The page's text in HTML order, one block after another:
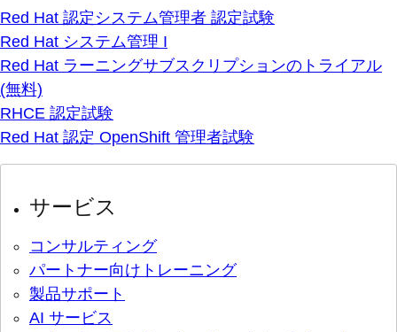
Red Hat 認定システム管理者 認定試験
Red Hat システム管理 I
Red Hat ラーニングサブスクリプションのトライアル
(無料)
RHCE 認定試験
Red Hat 認定 OpenShift 管理者試験
サービス
コンサルティング
パートナー向けトレーニング
製品サポート
AI サービス